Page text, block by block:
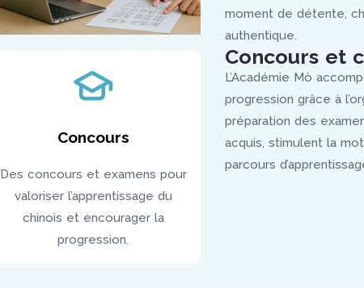
Concours
Des concours et examens pour
valoriser l’apprentissage du
chinois et encourager la
progression.
moment de détente,
authentique.
Concours et
L’Académie Mò
progression grâce à
préparation des
acquis, stimulent la
parcours